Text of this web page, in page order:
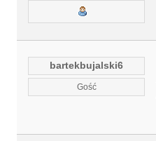
bartekbujalski6
Gość